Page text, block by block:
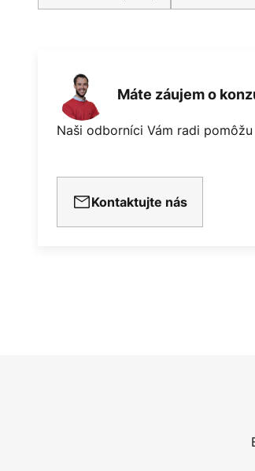
Máte záujem o
Naši odborníci Vám radi pomôžu
Kontaktujte nás